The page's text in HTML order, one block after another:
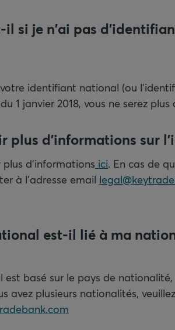
il si je n'ai pas
identifiant national (ou
1 janvier 2018, vous ne serez
plus d'informations sur
plus d'informations ici. En cas de
à l'adresse email
est-il lié à ma
basé sur le pays de
avez plusieurs nationalités,